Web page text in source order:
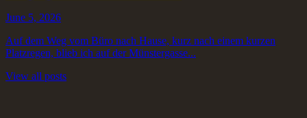
June 5, 2026
Auf dem Weg vom Büro nach Hause, kurz nach einem kurzen
Platzregen, blieb ich auf der Münstergasse...
View all posts